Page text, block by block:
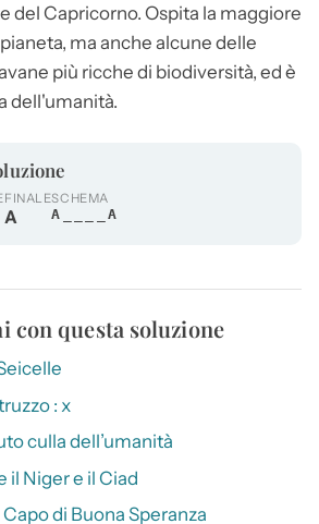
del Capricorno. Ospita la maggiore
ma anche alcune delle
più ricche di biodiversità, ed è
dell'umanità.
FINALE
A
SCHEMA
A____A
con questa soluzione
: x
culla dell’umanità
il Niger e il Ciad
di Buona Speranza